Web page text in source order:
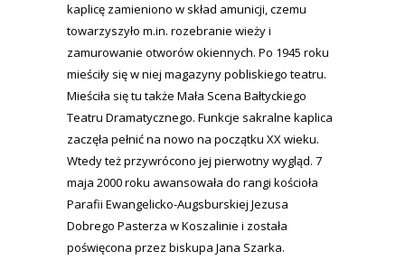
kaplicę zamieniono w skład amunicji, czemu
towarzyszyło m.in. rozebranie wieży i
zamurowanie otworów okiennych. Po 1945 roku
mieściły się w niej magazyny pobliskiego teatru.
Mieściła się tu także Mała Scena Bałtyckiego
Teatru Dramatycznego. Funkcje sakralne kaplica
zaczęła pełnić na nowo na początku XX wieku.
Wtedy też przywrócono jej pierwotny wygląd. 7
maja 2000 roku awansowała do rangi kościoła
Parafii Ewangelicko-Augsburskiej Jezusa
Dobrego Pasterza w Koszalinie i została
poświęcona przez biskupa Jana Szarka.